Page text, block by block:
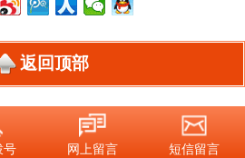
号 网上留言 短信留言
返回顶部